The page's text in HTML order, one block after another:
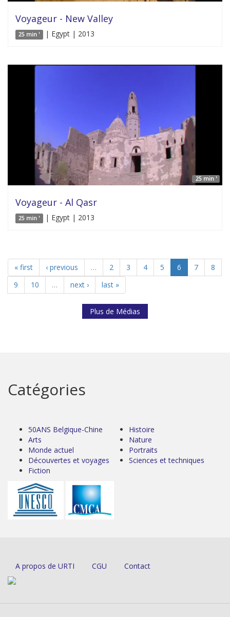
Voyageur - New Valley
25 min ' | Egypt | 2013
25 min '
Voyageur - Al Qasr
25 min ' | Egypt | 2013
« first ‹ previous … 2 3 4 5 6 7
8
9
10 … next › last »
Plus de Médias
Catégories
50ANS Belgique-Chine
Arts
Monde actuel
Découvertes et voyages
Fiction
Histoire
Nature
Portraits
Sciences et techniques
A propos de URTI CGU Contact